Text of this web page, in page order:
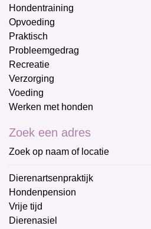
Hondentraining
Opvoeding
Praktisch
Probleemgedrag
Recreatie
Verzorging
Voeding
Werken met honden
Zoek een adres
Zoek op naam of locatie
Dierenartsenpraktijk
Hondenpension
Vrije tijd
Dierenasiel